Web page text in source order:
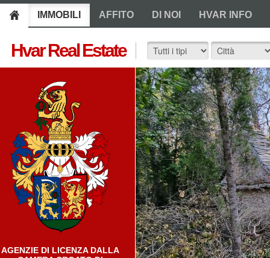
IMMOBILI AFFITO DI NOI HVAR INFO
Hvar Real Estate
AGENZIE DI LICENZA DALLA